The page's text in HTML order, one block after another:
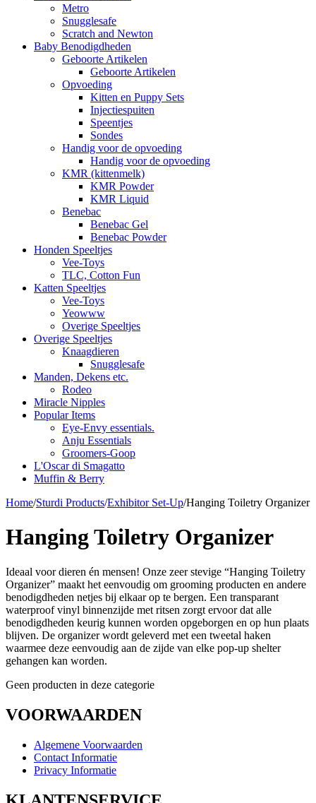
Metro
Snugglesafe
Scratch and Newton
Baby Benodigdheden
Geboorte Artikelen
Geboorte Artikelen
Opvoeding
Kitten en Puppy Sets
Injectiespuiten
Speentjes
Sondes
Handig voor de opvoeding
Handig voor de opvoeding
KMR (kittenmelk)
KMR Powder
KMR Liquid
Benebac
Benebac Gel
Benebac Powder
Honden Speeltjes
Vee-Toys
TLC, Cotton Fun
Katten Speeltjes
Vee-Toys
Yeowww
Overige Speeltjes
Overige Speeltjes
Knaagdieren
Snugglesafe
Manden, Dekens etc.
Rodeo
Miracle Nipples
Popular Items
Eye-Envy essentials.
Anju Essentials
Groomers-Goop
L'Oscar di Smagatto
Muffin & Berry
Home/Sturdi Products/Exhibitor Set-Up/Hanging Toiletry Organizer
Hanging Toiletry Organizer
Ideaal voor dieren én mensen! Onze zeer stevige “Hanging Toiletry
Organizer” maakt het eenvoudig om grooming producten en andere
benodigdheden netjes bij elkaar op te bergen. Een transparant
waterproof vinyl binnenzijde met ritsen zorgt ervoor dat alle
benodigdheden keurig kunnen worden opgeborgen en op hun plaats
blijven. De organizer wordt geleverd met een tweetal haken
waarmee deze eenvoudig aan de zijde van elke pop-up shelter
gehangen kan worden.
Geen producten in deze categorie
VOORWAARDEN
Algemene Voorwaarden
Contact Informatie
Privacy Informatie